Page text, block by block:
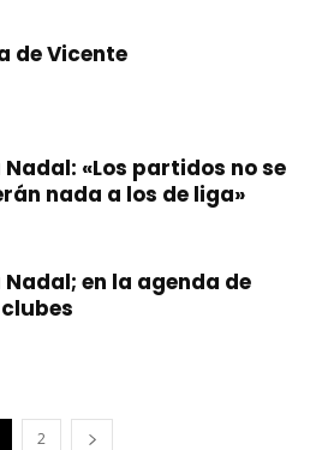
de Vicente
Nadal: «Los partidos no se
nada a los de liga»
Nadal; en la agenda de
2